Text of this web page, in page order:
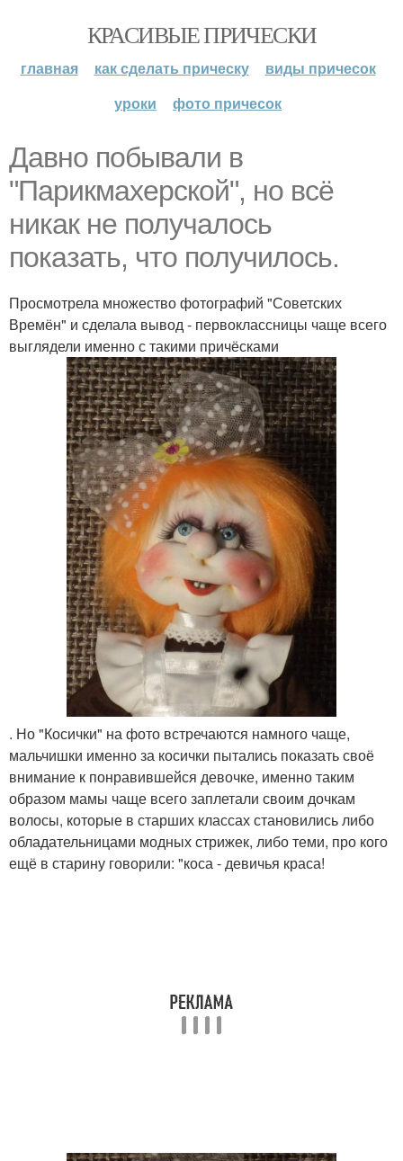
КРАСИВЫЕ ПРИЧЕСКИ
главная как сделать прическу
виды причесок
уроки
фото причесок
Давно побывали в
"Парикмахерской", но всё
никак не получалось
показать, что получилось.
Просмотрела множество фотографий "Советских
Времён" и сделала вывод - первоклассницы чаще всего
выглядели именно с такими причёсками
. Но "Косички" на фото встречаются намного чаще,
мальчишки именно за косички пытались показать своё
внимание к понравившейся девочке, именно таким
образом мамы чаще всего заплетали своим дочкам
волосы, которые в старших классах становились либо
обладательницами модных стрижек, либо теми, про кого
ещё в старину говорили: "коса - девичья краса!